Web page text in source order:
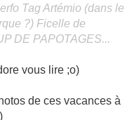
Tag Artémio (dans le
?) Ficelle de
DE PAPOTAGES...
vous lire ;o)
de ces vacances à